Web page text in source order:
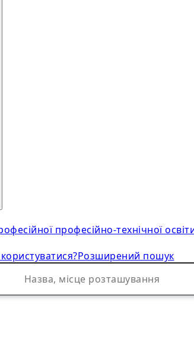
професійно-технічної
Розширений пошук